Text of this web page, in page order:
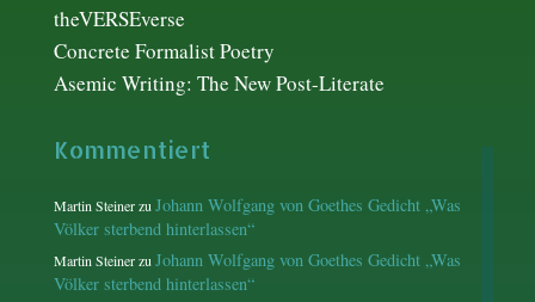
theVERSEverse
Concrete Formalist Poetry
Asemic Writing: The New Post-Literate
Kommentiert
Martin Steinerzu Johann Wolfgang von Goethes Gedicht „Was
Völker sterbend hinterlassen“
Martin Steinerzu Johann Wolfgang von Goethes Gedicht „Was
Völker sterbend hinterlassen“